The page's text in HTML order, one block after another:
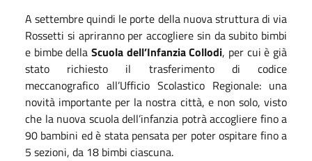
A settembre quindi le porte della nuova struttura di via
Rossetti si apriranno per accogliere sin da subito bimbi
e bimbe della Scuola dell’Infanzia Collodi, per cui è già
stato richiesto il trasferimento di codice
meccanografico all’Ufficio Scolastico Regionale: una
novità importante per la nostra città, e non solo, visto
che la nuova scuola dell’infanzia potrà accogliere fino a
90 bambini ed è stata pensata per poter ospitare fino a
5 sezioni, da 18 bimbi ciascuna.